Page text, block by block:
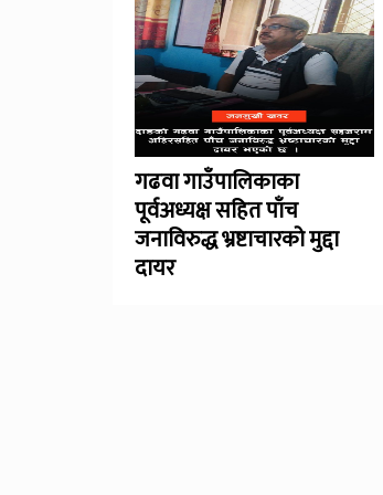
गढवा गाउँपालिकाका
पूर्वअध्यक्ष सहित पाँच
जनाविरुद्ध भ्रष्टाचारको मुद्दा
दायर